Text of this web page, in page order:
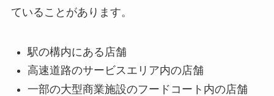
ていることがあります。
駅の構内にある店舗
高速道路のサービスエリア内の店舗
一部の大型商業施設のフードコート内の店舗